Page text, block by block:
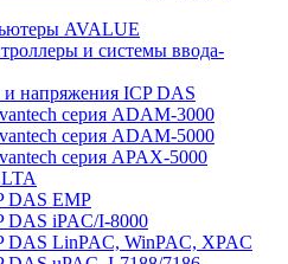
AVALUE
и системы ввода-
и напряжения ICP DAS
серия ADAM-3000
серия ADAM-5000
серия APAX-5000
DAS EMP
DAS iPAC/I-8000
DAS LinPAC, WinPAC, XPAC